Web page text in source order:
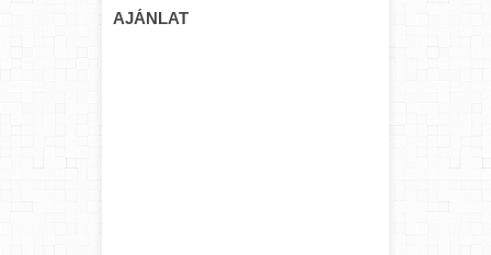
AJÁNLAT